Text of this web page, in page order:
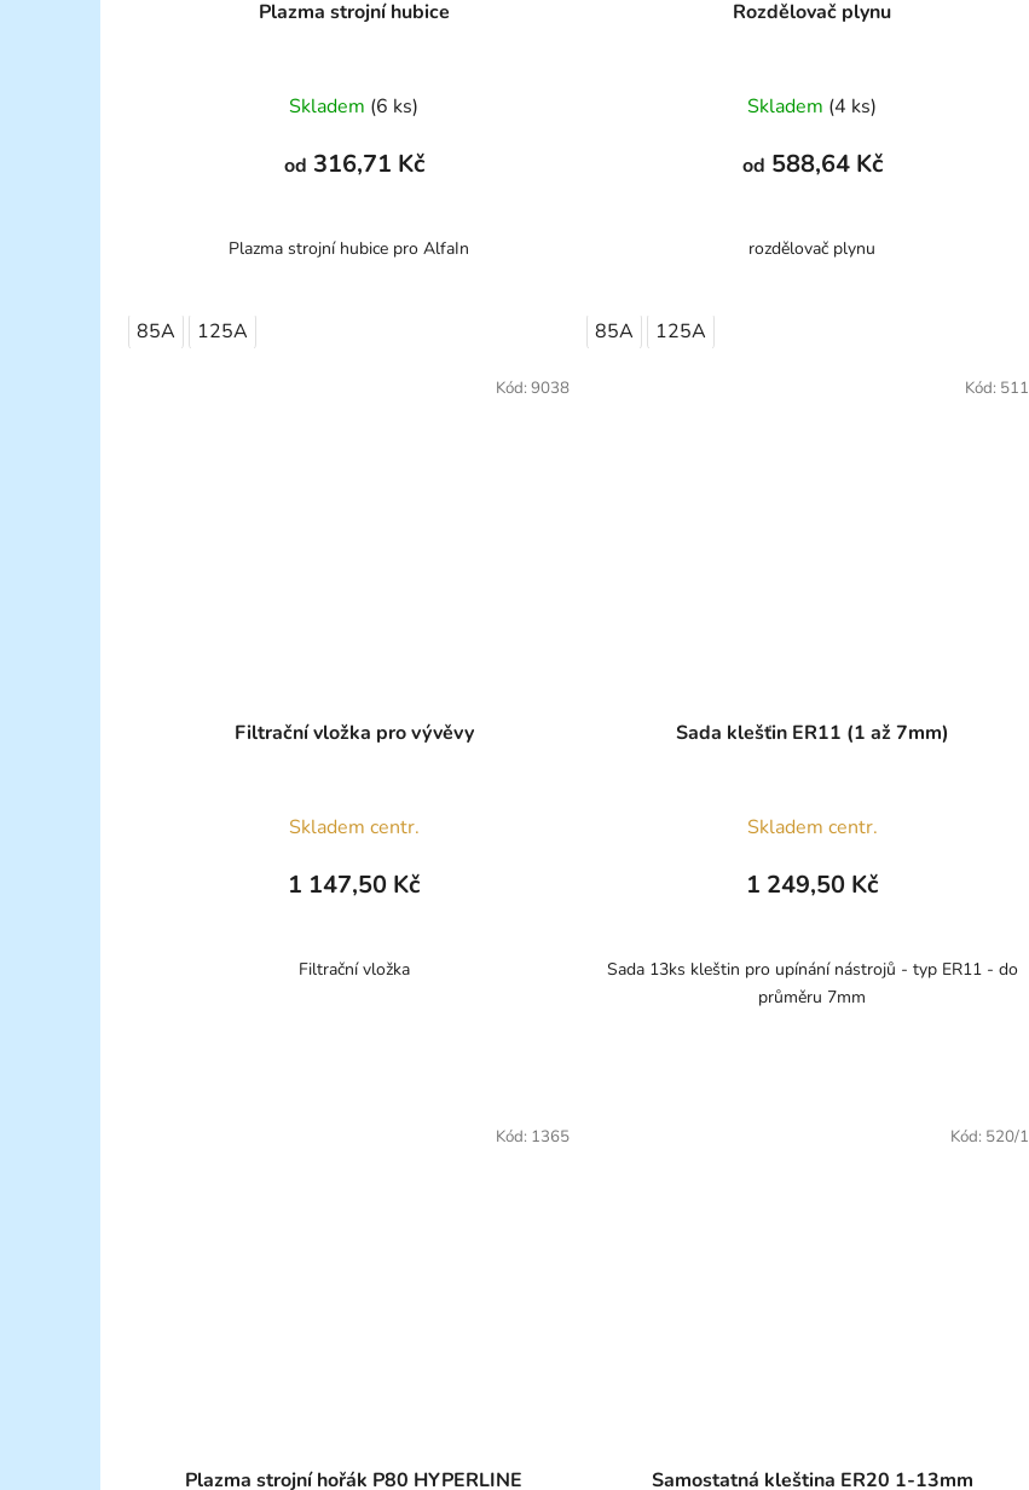
Plazma strojní hubice
Skladem (6 ks)
od 316,71 Kč
Plazma strojní hubice pro AlfaIn
85A 125A
Rozdělovač plynu
Skladem (4 ks)
od 588,64 Kč
rozdělovač plynu
85A 125A
Filtrační vložka pro vývěvy
Skladem centr.
1 147,50 Kč
Filtrační vložka
Kód:9038
Sada klešťin ER11 (1 až 7mm)
Skladem centr.
1 249,50 Kč
Sada 13ks kleštin pro upínání nástrojů - typ ER11 - do
průměru 7mm
Kód: 511
Plazma strojní hořák P80 HYPERLINE
Kód: 1365
Samostatná kleština ER20 1-13mm
Kód: 520/1